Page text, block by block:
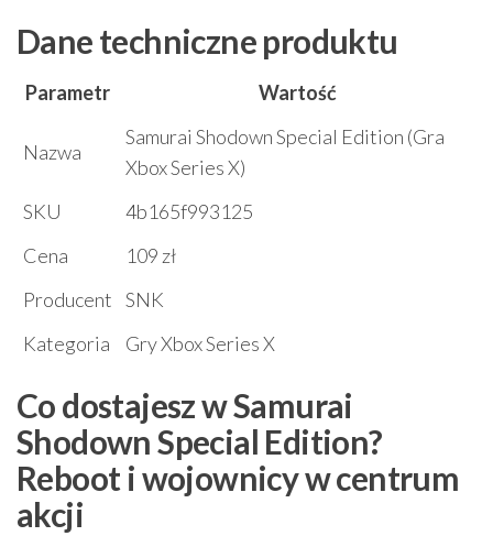
Dane techniczne produktu
Parametr Wartość
Nazwa
Samurai Shodown Special Edition (Gra
Xbox Series X)
SKU
4b165f993125
Cena
109 zł
Producent SNK
Kategoria
Gry Xbox Series X
Co dostajesz w Samurai
Shodown Special Edition?
Reboot i wojownicy w centrum
akcji